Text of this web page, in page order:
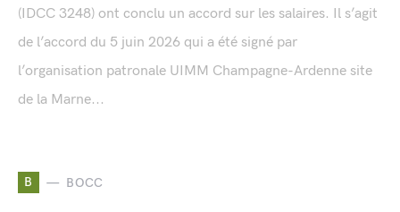
(IDCC 3248) ont conclu un accord sur les salaires. Il s’agit
de l’accord du 5 juin 2026 qui a été signé par
l’organisation patronale UIMM Champagne-Ardenne site
de la Marne...
B BOCC